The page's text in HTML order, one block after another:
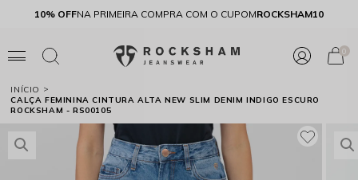
10% OFFNA PRIMEIRA COMPRA COM O CUPOMROCKSHAM10
0
INÍCIO
CALÇA FEMININA CINTURA ALTA NEW SLIM DENIM INDIGO ESCURO
ROCKSHAM - RS00105